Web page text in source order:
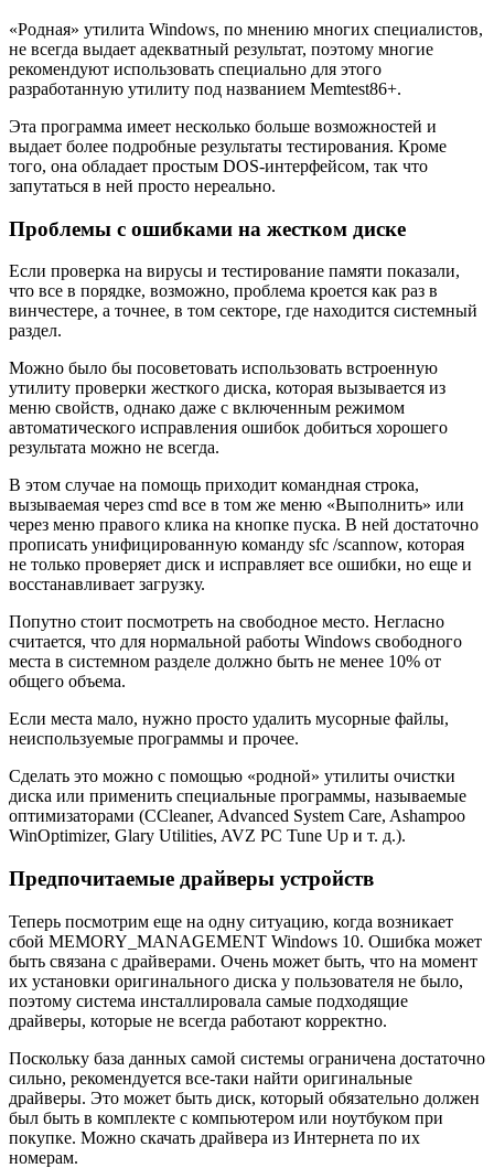
«Родная» утилита Windows, по мнению многих специалистов,
не всегда выдает адекватный результат, поэтому многие
рекомендуют использовать специально для этого
разработанную утилиту под названием Memtest86+.
Эта программа имеет несколько больше возможностей и
выдает более подробные результаты тестирования. Кроме
того, она обладает простым DOS-интерфейсом, так что
запутаться в ней просто нереально.
Проблемы с ошибками на жестком диске
Если проверка на вирусы и тестирование памяти показали,
что все в порядке, возможно, проблема кроется как раз в
винчестере, а точнее, в том секторе, где находится системный
раздел.
Можно было бы посоветовать использовать встроенную
утилиту проверки жесткого диска, которая вызывается из
меню свойств, однако даже с включенным режимом
автоматического исправления ошибок добиться хорошего
результата можно не всегда.
В этом случае на помощь приходит командная строка,
вызываемая через cmd все в том же меню «Выполнить» или
через меню правого клика на кнопке пуска. В ней достаточно
прописать унифицированную команду sfc /scannow, которая
не только проверяет диск и исправляет все ошибки, но еще и
восстанавливает загрузку.
Попутно стоит посмотреть на свободное место. Негласно
считается, что для нормальной работы Windows свободного
места в системном разделе должно быть не менее 10% от
общего объема.
Если места мало, нужно просто удалить мусорные файлы,
неиспользуемые программы и прочее.
Сделать это можно с помощью «родной» утилиты очистки
диска или применить специальные программы, называемые
оптимизаторами (CCleaner, Advanced System Care, Ashampoo
WinOptimizer, Glary Utilities, AVZ PC Tune Up и т. д.).
Предпочитаемые драйверы устройств
Теперь посмотрим еще на одну ситуацию, когда возникает
сбой MEMORY_MANAGEMENT Windows 10. Ошибка может
быть связана с драйверами. Очень может быть, что на момент
их установки оригинального диска у пользователя не было,
поэтому система инсталлировала самые подходящие
драйверы, которые не всегда работают корректно.
Поскольку база данных самой системы ограничена достаточно
сильно, рекомендуется все-таки найти оригинальные
драйверы. Это может быть диск, который обязательно должен
был быть в комплекте с компьютером или ноутбуком при
покупке. Можно скачать драйвера из Интернета по их
номерам.